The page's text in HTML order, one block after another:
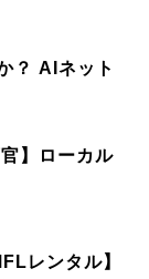
？ AIネット
】ローカル
レンタル】